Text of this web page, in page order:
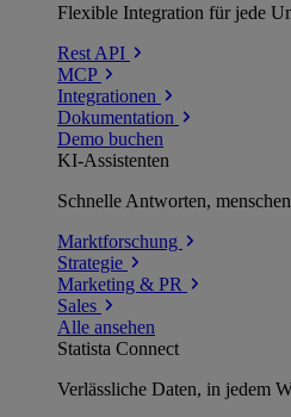
Flexible Integration für jede
Rest API
MCP
Integrationen
Dokumentation
Demo buchen
KI-Assistenten
Schnelle Antworten,
Marktforschung
Strategie
Marketing & PR
Sales
Alle ansehen
Statista Connect
Verlässliche Daten, in jedem